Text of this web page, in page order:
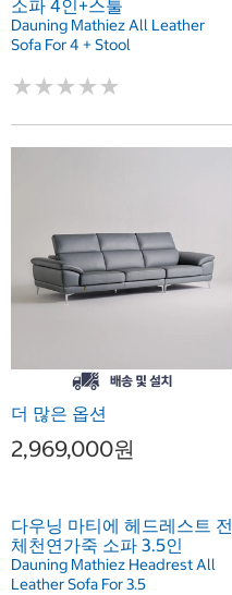
소파 4인+스툴
Dauning Mathiez All Leather
Sofa For 4 + Stool
★★★★★
★★★★★
더 많은 옵션
2,969,000원
다우닝 마티에 헤드레스트 전
체천연가죽 소파 3.5인
Dauning Mathiez Headrest All
Leather Sofa For 3.5